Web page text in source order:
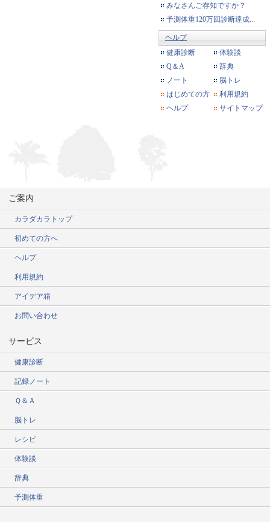
みなさんご存知ですか？
予測体重120万回診断達成...
ヘルプ
健康診断
体験談
Q＆A
辞典
ノート
脳トレ
はじめての方
利用規約
ヘルプ
サイトマップ
ご案内
カラダカラトップ
初めての方へ
ヘルプ
利用規約
アイデア箱
お問い合わせ
サービス
健康診断
記録ノート
Ｑ＆Ａ
脳トレ
レシピ
体験談
辞典
予測体重